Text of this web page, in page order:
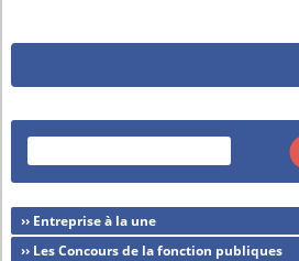
›› Entreprise à la une
›› Les Concours de la fonction publiques